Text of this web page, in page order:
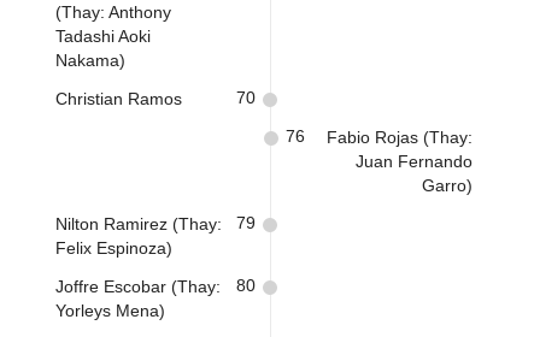
(Thay: Anthony
Tadashi Aoki
Nakama)
Christian Ramos 70
Fabio Rojas (Thay:
Juan Fernando
Garro)
76
Nilton Ramirez (Thay:
Felix Espinoza)
79
Joffre Escobar (Thay:
Yorleys Mena)
80